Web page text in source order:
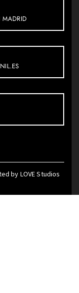
by LOVE Studios